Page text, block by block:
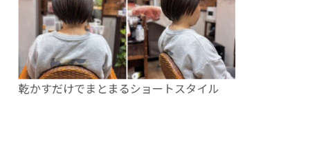
乾かすだけでまとまるショートスタイル